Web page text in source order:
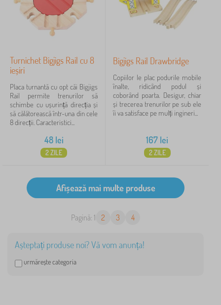
Turnichet Bigjigs Rail cu 8
ieșiri
Placa turnantă cu opt căi Bigjigs
Rail permite trenurilor să
schimbe cu ușurință direcția și
să călătorească într-una din cele
8 direcții. Caracteristici...
48lei
2 ZILE
Bigjigs Rail Drawbridge
Copiilor le plac podurile mobile
înalte, ridicând podul și
coborând poarta. Desigur, chiar
și trecerea trenurilor pe sub ele
îi va satisface pe mulți ingineri...
167 lei
2 ZILE
Pagină: 1 2 3 4
Așteptați produse noi? Vă vom anunța!
urmărește categoria